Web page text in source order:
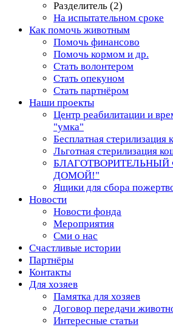
Разделитель (2)
На испытательном сроке
Как помочь животным
Помочь финансово
Помочь кормом и др.
Стать волонтером
Стать опекуном
Стать партнёром
Наши проекты
Центр реабилитации и
"умка"
Бесплатная стерилизация
Льготная стерилизация
БЛАГОТВОРИТЕЛЬНЫЙ
ДОМОЙ!"
Ящики для сбора
Новости
Новости фонда
Мероприятия
Сми о нас
Счастливые истории
Партнёры
Контакты
Для хозяев
Памятка для хозяев
Договор передачи
Интересные статьи